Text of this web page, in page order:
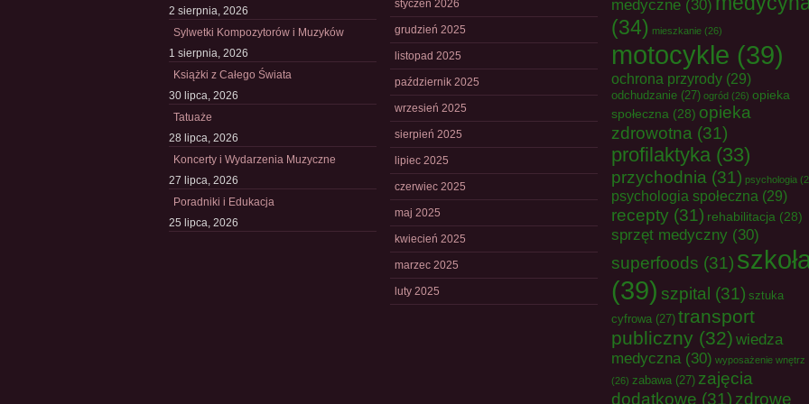
2 sierpnia, 2026
Sylwetki Kompozytorów i Muzyków
1 sierpnia, 2026
Książki z Całego Świata
30 lipca, 2026
Tatuaże
28 lipca, 2026
Koncerty i Wydarzenia Muzyczne
27 lipca, 2026
Poradniki i Edukacja
25 lipca, 2026
styczeń 2026
grudzień 2025
listopad 2025
październik 2025
wrzesień 2025
sierpień 2025
lipiec 2025
czerwiec 2025
maj 2025
kwiecień 2025
marzec 2025
luty 2025
medyczne (30)
(34) mieszkanie (26)
motocykle (39)
ochrona przyrody (29)
odchudzanie (27) ogród (26) opieka
społeczna (28) opieka
zdrowotna (31)
profilaktyka (33)
przychodnia (31) psychologia
psychologia społeczna (29)
recepty (31) rehabilitacja (28)
sprzęt medyczny (30)
superfoods (31)
(39) szpital (31) sztuka
cyfrowa (27) transport
publiczny (32) wiedza
medyczna(30) wyposażenie wnętrz
(26) zabawa (27) zajęcia
dodatkowe (31) zdrowe